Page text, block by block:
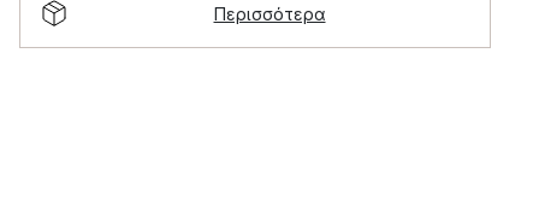
Περισσότερα